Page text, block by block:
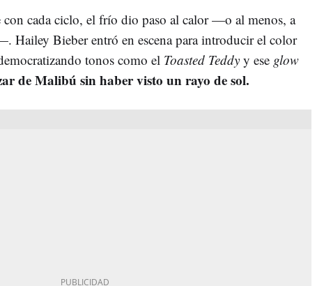
cada ciclo, el frío dio paso al calor —o al menos, a
Hailey Bieber entró en escena para introducir el color
tonos como el Toasted Teddy y ese glow
de Malibú sin haber visto un rayo de sol.